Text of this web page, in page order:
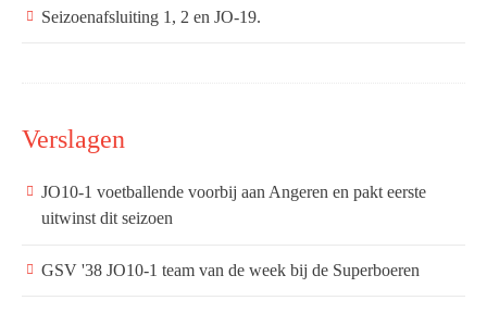
Seizoenafsluiting 1, 2 en JO-19.
Verslagen
JO10-1 voetballende voorbij aan Angeren en pakt eerste
uitwinst dit seizoen
GSV '38 JO10-1 team van de week bij de Superboeren